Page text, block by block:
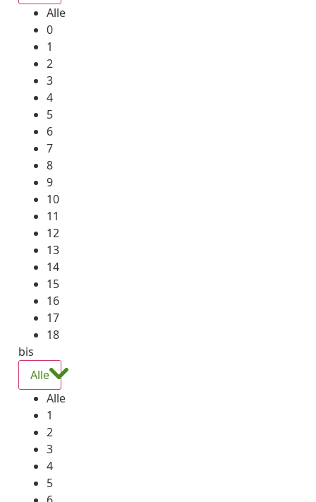
Alle
0
1
2
3
4
5
6
7
8
9
10
11
12
13
14
15
16
17
18
bis
Alle
Alle
1
2
3
4
5